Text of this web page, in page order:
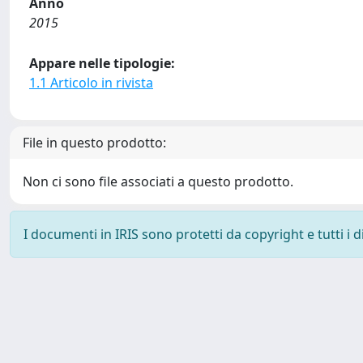
2015
Appare nelle tipologie:
1.1 Articolo in rivista
File in questo prodotto:
Non ci sono file associati a questo prodotto.
I documenti in IRIS sono protetti da copyright e tutti i